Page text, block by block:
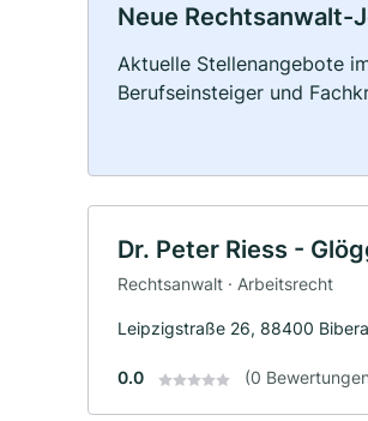
Neue Rechtsanwalt-
Aktuelle Stellenangebote
Berufseinsteiger und
Dr. Peter Riess -
Rechtsanwalt · Arbeitsrecht
Leipzigstraße 26, 88400
0.0 (0